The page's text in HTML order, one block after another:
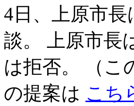
4日、上原市
談。 上原市長
は拒否。 （こ
の提案は こち